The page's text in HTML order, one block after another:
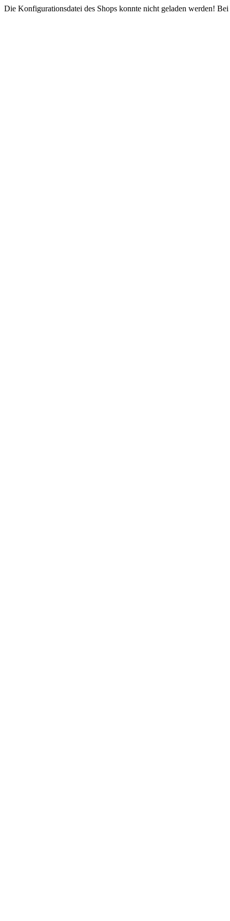
Die Konfigurationsdatei des Shops konnte nicht geladen werden!